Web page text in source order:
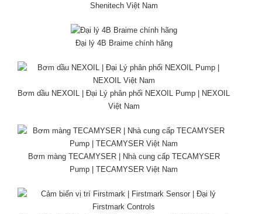
Shenitech Việt Nam
Đại lý 4B Braime chính hãng
Bơm dầu NEXOIL | Đại Lý phân phối NEXOIL Pump | NEXOIL
Việt Nam
Bơm màng TECAMYSER | Nhà cung cấp TECAMYSER
Pump | TECAMYSER Việt Nam